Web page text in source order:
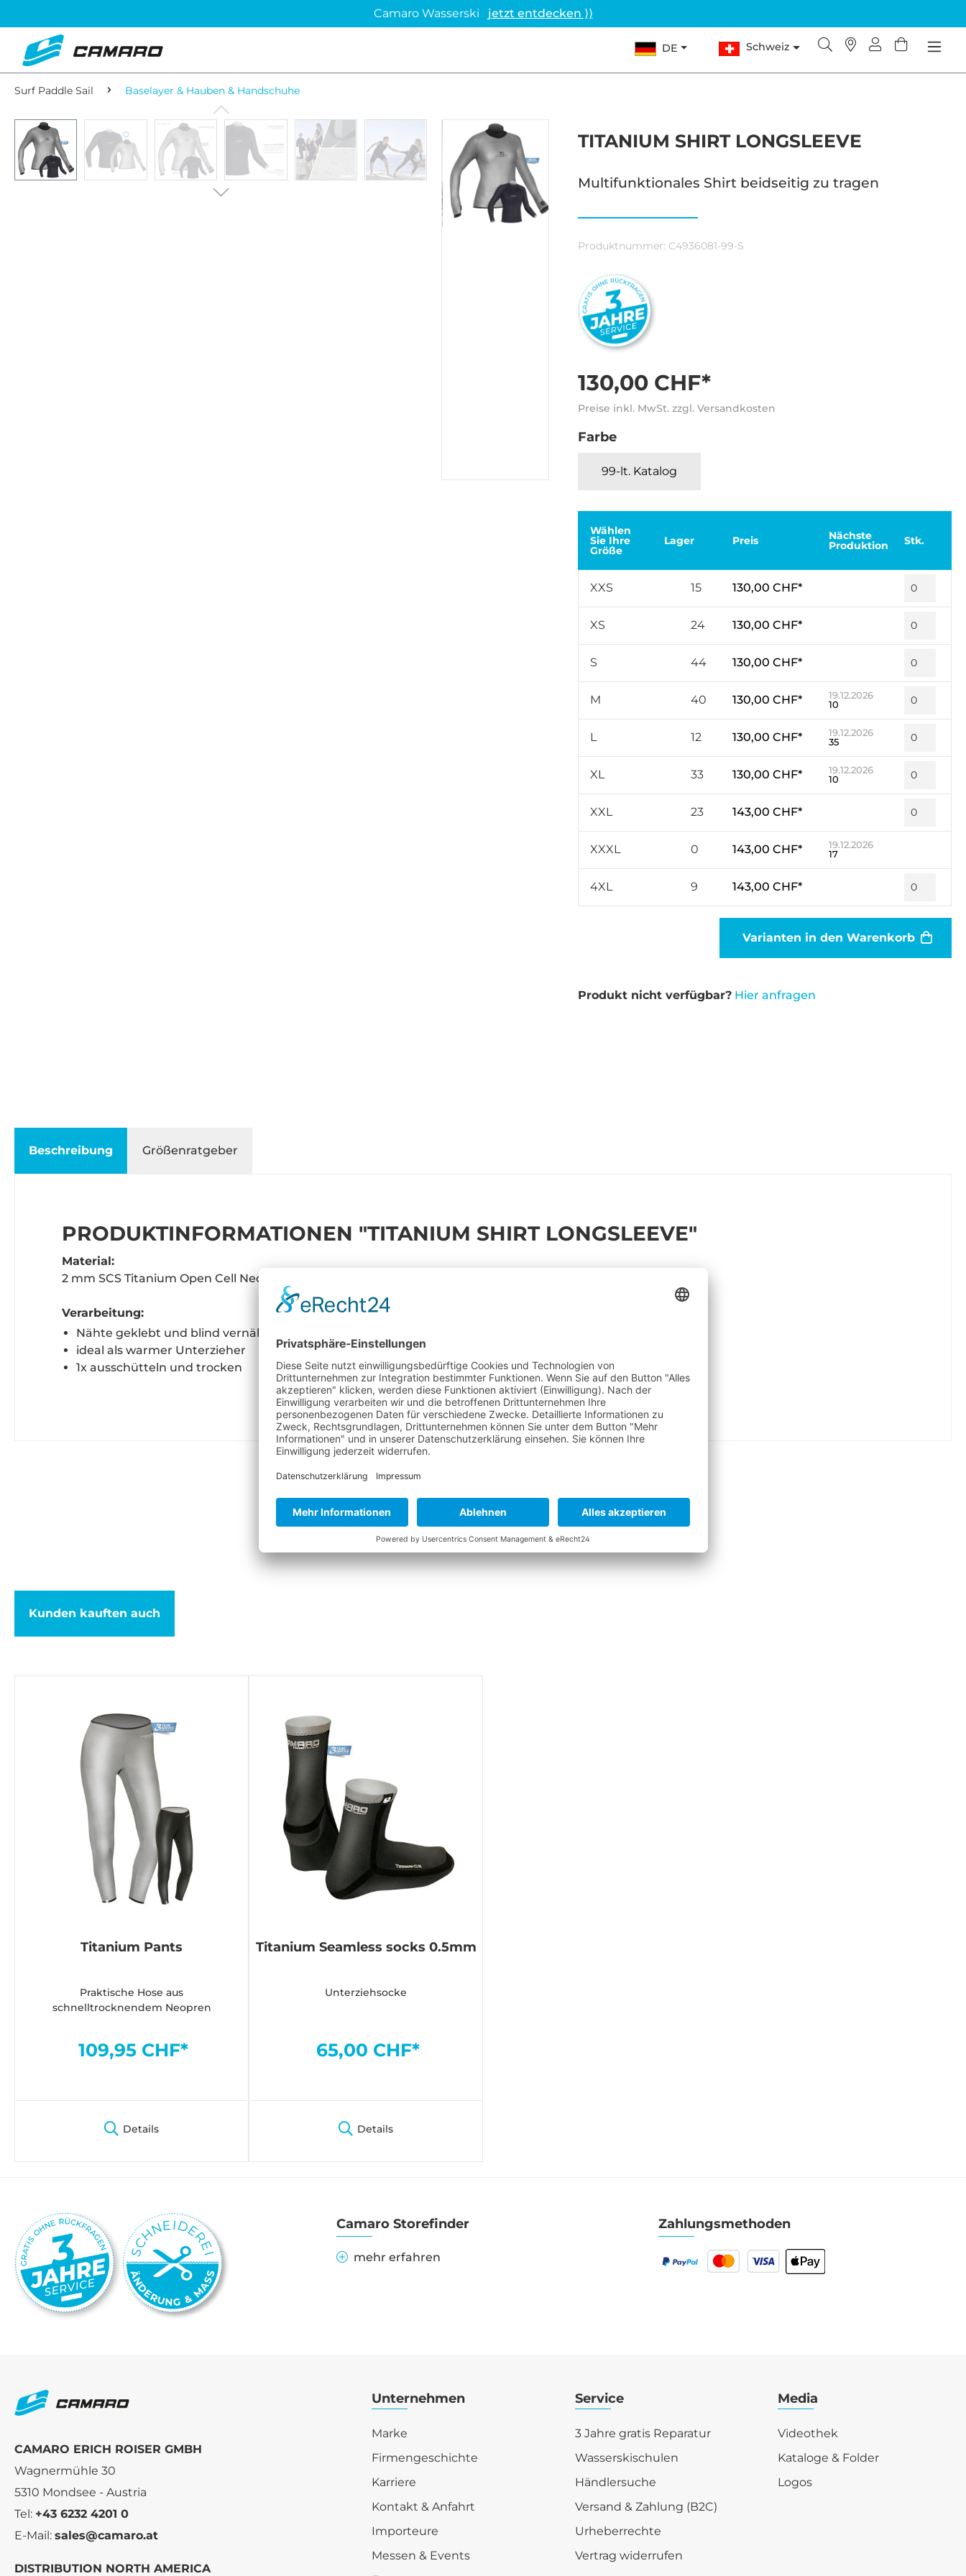
Camaro Wasserski jetzt entdecken ⟩⟩
DE Schweiz
Surf Paddle Sail Baselayer & Hauben & Handschuhe
TITANIUM SHIRT LONGSLEEVE
Multifunktionales Shirt beidseitig zu tragen
Produktnummer: C4936081-99-S
130,00 CHF*
Preise inkl. MwSt. zzgl. Versandkosten
Farbe
99-lt. Katalog
Wählen
Sie Ihre
Größe
Lager Preis Nächste
Produktion Stk.
XXS 15 130,00 CHF*
XS 24 130,00 CHF*
S 44 130,00 CHF*
M 40 130,00 CHF*
19.12.2026
10
L 12 130,00 CHF*
19.12.2026
35
XL 33 130,00 CHF*
19.12.2026
10
XXL 23 143,00 CHF*
XXXL 0 143,00 CHF*
19.12.2026
17
4XL 9 143,00 CHF*
Varianten in den Warenkorb
Produkt nicht verfügbar? Hier anfragen
Beschreibung Größenratgeber
PRODUKTINFORMATIONEN "TITANIUM SHIRT LONGSLEEVE"
Material:
2 mm SCS Titanium Open Cell Neopren
Verarbeitung:
Nähte geklebt und blind vernäht, wasserdicht
ideal als warmer Unterzieher
1x ausschütteln und trocken
PFLEGEHINWEISE FÜR NEOPRENPRODUKTE
Kunden kauften auch
Titanium Pants
Praktische Hose aus
schnelltrocknendem Neopren
109,95 CHF*
Details
Titanium Seamless socks 0.5mm
Unterziehsocke
65,00 CHF*
Details
Camaro Storefinder
mehr erfahren
Zahlungsmethoden
CAMARO ERICH ROISER GMBH
Wagnermühle 30
5310 Mondsee - Austria
Tel: +43 6232 4201 0
E-Mail: sales@camaro.at
DISTRIBUTION NORTH AMERICA
Unternehmen
Marke
Firmengeschichte
Karriere
Kontakt & Anfahrt
Importeure
Messen & Events
Service
3 Jahre gratis Reparatur
Wasserskischulen
Händlersuche
Versand & Zahlung (B2C)
Urheberrechte
Vertrag widerrufen
Media
Videothek
Kataloge & Folder
Logos